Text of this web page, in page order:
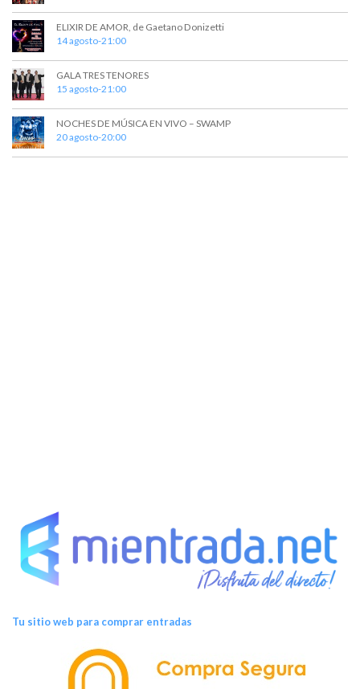
ELIXIR DE AMOR, de Gaetano Donizetti
14 agosto-21:00
GALA TRES TENORES
15 agosto-21:00
NOCHES DE MÚSICA EN VIVO – SWAMP
20 agosto-20:00
Tu sitio web para comprar entradas